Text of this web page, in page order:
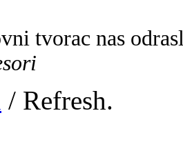
tvorac nas
/ Refresh.